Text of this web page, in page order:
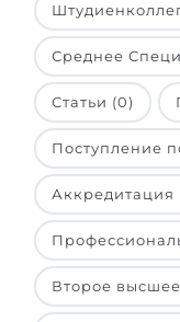
Среднее
Статьи (0)
Поступление
Аккредитация
Второе